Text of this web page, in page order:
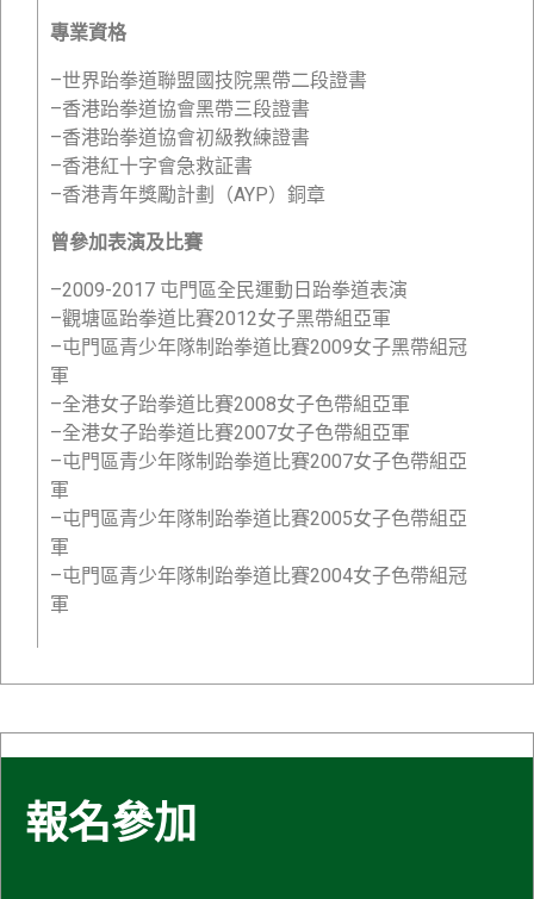
專業資格
–世界跆拳道聯盟國技院黑帶二段證書
–香港跆拳道協會黑帶三段證書
–香港跆拳道協會初級教練證書
–香港紅十字會急救証書
–香港青年獎勵計劃（AYP）銅章
曾參加表演及比賽
–2009-2017 屯門區全民運動日跆拳道表演
–觀塘區跆拳道比賽2012女子黑帶組亞軍
–屯門區青少年隊制跆拳道比賽2009女子黑帶組冠
軍
–全港女子跆拳道比賽2008女子色帶組亞軍
–全港女子跆拳道比賽2007女子色帶組亞軍
–屯門區青少年隊制跆拳道比賽2007女子色帶組亞
軍
–屯門區青少年隊制跆拳道比賽2005女子色帶組亞
軍
–屯門區青少年隊制跆拳道比賽2004女子色帶組冠
軍
報名參加